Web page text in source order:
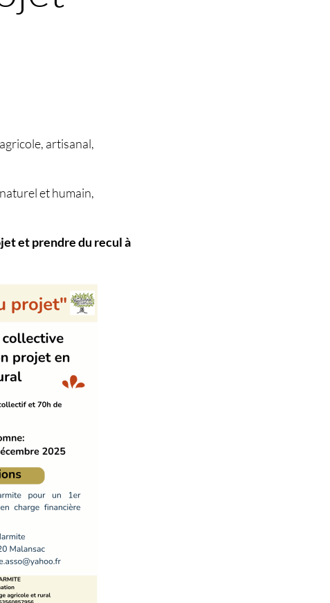
artisanal,
et humain,
et prendre du recul à